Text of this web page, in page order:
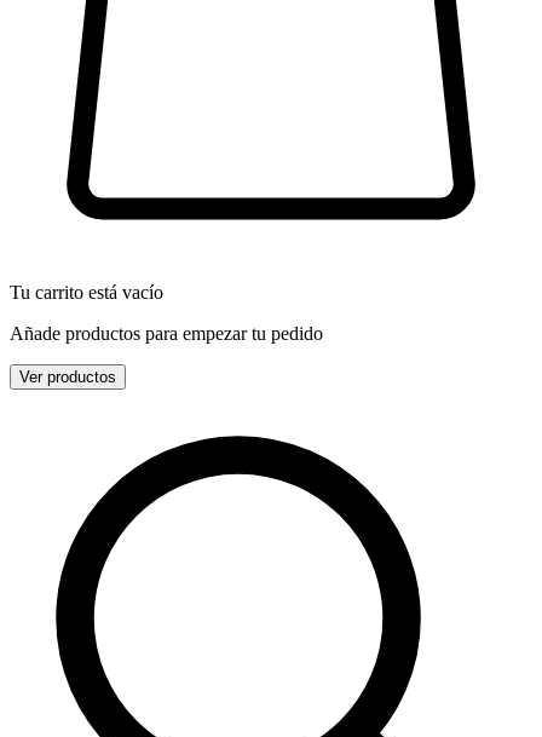
Tu carrito está vacío
Añade productos para empezar tu pedido
Ver productos